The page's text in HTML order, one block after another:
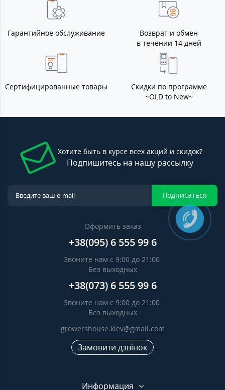
Гарантийное обслуживание
Возврат и обмен
в течении 14 дней
Сертифицированные товары
Скидки по программе
~OLD to New~
Хотите быть в курсе всех акций и скидок?
Подпишитесь на нашу рассылку
Подписаться
Оформить заказ
+38(095) 6 555 99 6
Звоните нам с 9:00 до 21:00
Без выходных
+38(073) 6 555 99 6
Звоните нам с 9:00 до 21:00
Без выходных
growershouse.kiev@gmail.com
Замовити дзвінок
Информация